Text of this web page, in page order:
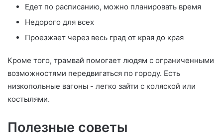
Едет по расписанию, можно планировать время
Недорого для всех
Проезжает через весь град от края до края
Кроме того, трамвай помогает людям с ограниченными
возможностями передвигаться по городу. Есть
низкопольные вагоны - легко зайти с коляской или
костылями.
Полезные советы